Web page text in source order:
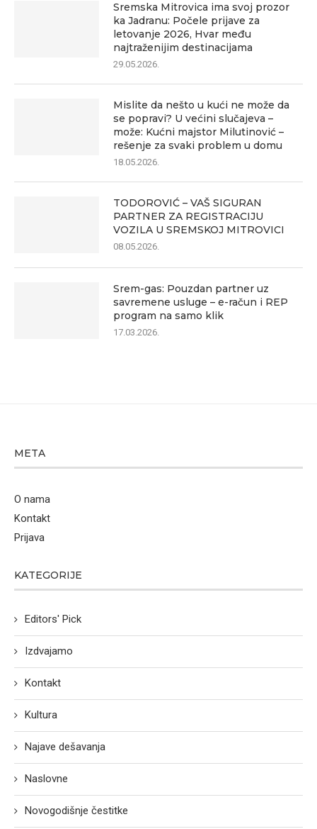
Sremska Mitrovica ima svoj prozor
ka Jadranu: Počele prijave za
letovanje 2026, Hvar među
najtraženijim destinacijama
29.05.2026.
Mislite da nešto u kući ne može da
se popravi? U većini slučajeva –
može: Kućni majstor Milutinović –
rešenje za svaki problem u domu
18.05.2026.
TODOROVIĆ – VAŠ SIGURAN
PARTNER ZA REGISTRACIJU
VOZILA U SREMSKOJ MITROVICI
08.05.2026.
Srem-gas: Pouzdan partner uz
savremene usluge – e-račun i REP
program na samo klik
17.03.2026.
META
O nama
Kontakt
Prijava
KATEGORIJE
Editors' Pick
Izdvajamo
Kontakt
Kultura
Najave dešavanja
Naslovne
Novogodišnje čestitke